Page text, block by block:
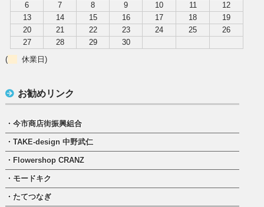
6
7 8 9 10 11
12
13
14 15 16 17 18
19
20
21 22 23 24 25
26
27
28 29
30
(
休業日)
お勧めリンク
・今市商店街振興組合
・TAKE-design 中野武仁
・Flowershop CRANZ
・モードキク
・たてつなぎ